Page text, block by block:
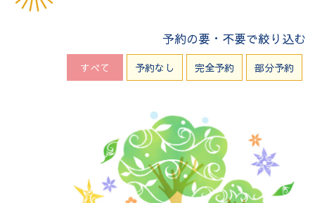
予約の要・不要で絞り込む
すべて 予約なし 完全予約 部分予約